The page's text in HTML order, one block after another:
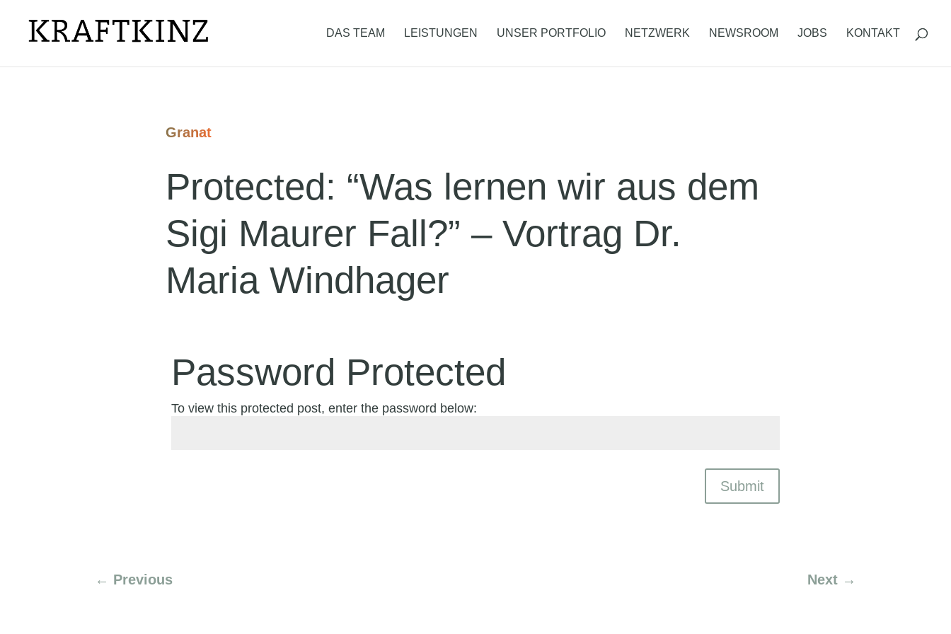
DAS TEAM LEISTUNGEN UNSER PORTFOLIO NETZWERK NEWSROOM JOBS KONTAKT
Granat
Protected: “Was lernen wir aus dem
Sigi Maurer Fall?” – Vortrag Dr.
Maria Windhager
Password Protected
To view this protected post, enter the password below:
Submit
← Previous Next→